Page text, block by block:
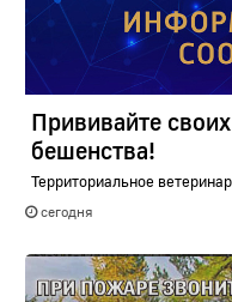
Прививайте
бешенства!
Территориальное
сегодня